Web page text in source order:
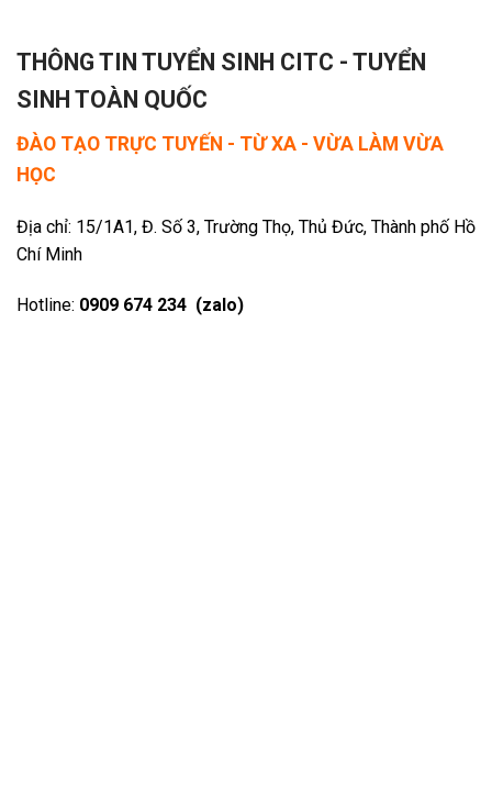
THÔNG TIN TUYỂN SINH CITC - TUYỂN
SINH TOÀN QUỐC
ĐÀO TẠO TRỰC TUYẾN - TỪ XA - VỪA LÀM VỪA
HỌC
Địa chỉ: 15/1A1, Đ. Số 3, Trường Thọ, Thủ Đức, Thành phố Hồ
Chí Minh
Hotline: 0909 674 234 (zalo)